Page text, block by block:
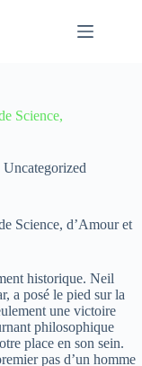
Science,
Uncategorized
Science, d’Amour et
historique. Neil
a posé le pied sur la
une victoire
philosophique
place en son sein.
pas d’un homme